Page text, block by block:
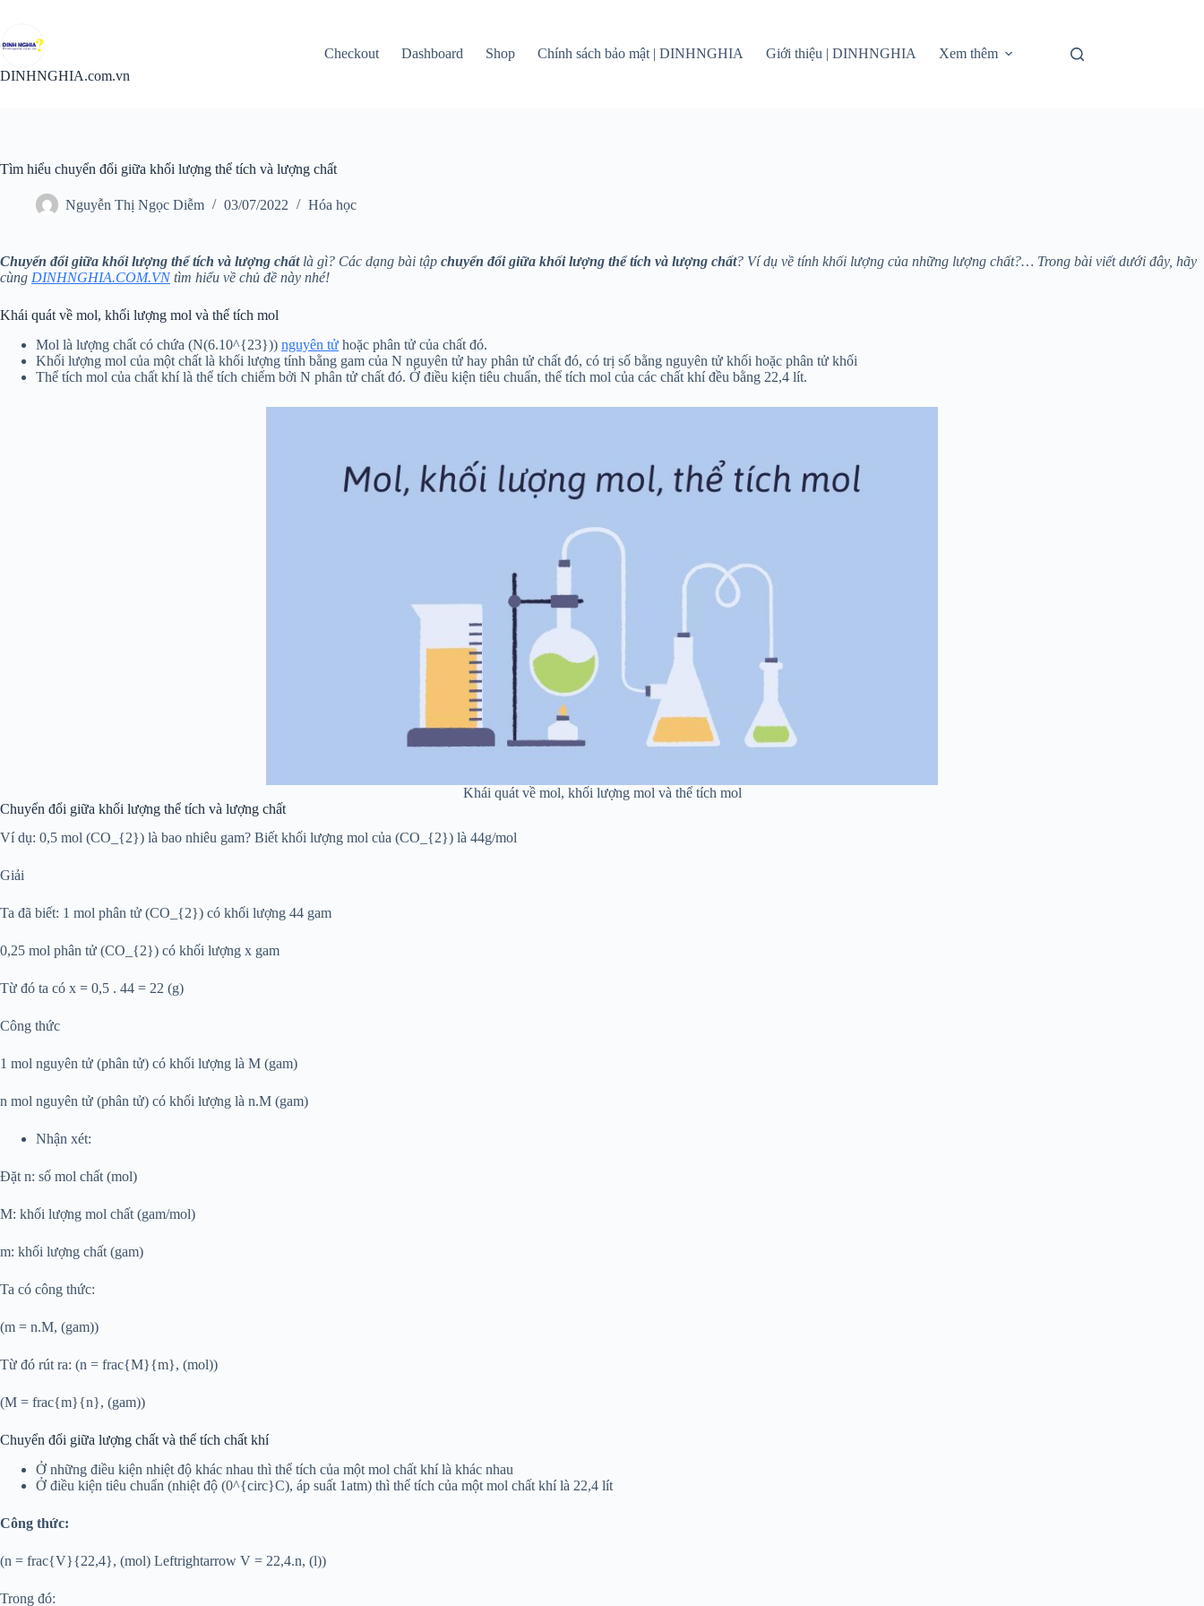
phần
nội
dung
DINHNGHIA.com.vn
Checkout Dashboard Shop Chính sách bảo mật | DINHNGHIA Giới thiệu | DINHNGHIA Xem thêm
Tìm hiểu chuyển đổi giữa khối lượng thể tích và lượng chất
Nguyễn Thị Ngọc Diễm 03/07/2022 Hóa học
Chuyển đổi giữa khối lượng thể tích và lượng chấtlà gì? Các dạng bài tập chuyển đổi giữa khối lượng thể tích và lượng chất? Ví dụ về tính khối lượng của những lượng chất?… Trong bài viết dưới đây, hãy
cùng DINHNGHIA.COM.VNtìm hiểu về chủ đề này nhé!
Khái quát về mol, khối lượng mol và thể tích mol
Mol là lượng chất có chứa (N(6.10^{23})) nguyên tử hoặc phân tử của chất đó.
Khối lượng mol của một chất là khối lượng tính bằng gam của N nguyên tử hay phân tử chất đó, có trị số bằng nguyên tử khối hoặc phân tử khối
Thể tích mol của chất khí là thể tích chiếm bởi N phân tử chất đó. Ở điều kiện tiêu chuẩn, thể tích mol của các chất khí đều bằng 22,4 lít.
Khái quát về mol, khối lượng mol và thể tích mol
Chuyển đổi giữa khối lượng thể tích và lượng chất
Ví dụ: 0,5 mol (CO_{2}) là bao nhiêu gam? Biết khối lượng mol của (CO_{2}) là 44g/mol
Giải
Ta đã biết: 1 mol phân tử (CO_{2}) có khối lượng 44 gam
0,25 mol phân tử (CO_{2}) có khối lượng x gam
Từ đó ta có x = 0,5 . 44 = 22 (g)
Công thức
1 mol nguyên tử (phân tử) có khối lượng là M (gam)
n mol nguyên tử (phân tử) có khối lượng là n.M (gam)
Nhận xét:
Đặt n: số mol chất (mol)
M: khối lượng mol chất (gam/mol)
m: khối lượng chất (gam)
Ta có công thức:
(m = n.M, (gam))
Từ đó rút ra: (n = frac{M}{m}, (mol))
(M = frac{m}{n}, (gam))
Chuyển đổi giữa lượng chất và thể tích chất khí
Ở những điều kiện nhiệt độ khác nhau thì thể tích của một mol chất khí là khác nhau
Ở điều kiện tiêu chuẩn (nhiệt độ (0^{circ}C), áp suất 1atm) thì thể tích của một mol chất khí là 22,4 lít
Công thức:
(n = frac{V}{22,4}, (mol) Leftrightarrow V = 22,4.n, (l))
Trong đó: